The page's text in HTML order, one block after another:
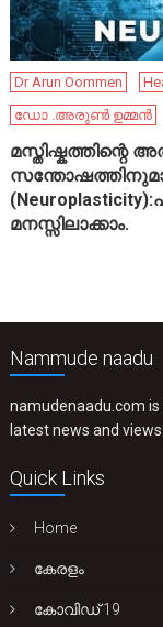
Dr Arun Oommen
ഡോ .അരുൺ ഉമ്മൻ
മസ്തിഷ്കത്തിന്റെ
മനസ്സിലാക്കാം.
Nammude naadu
namudenaadu.com
latest news and views.
Quick Links
Home
കേരളം
കോവിഡ് 19